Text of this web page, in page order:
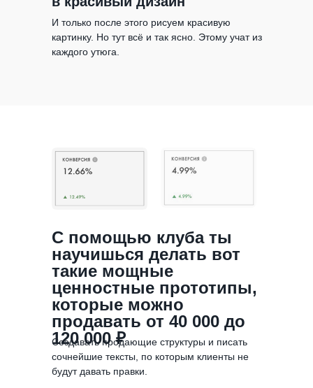
И только после этого рисуем красивую
картинку. Но тут всё и так ясно. Этому учат из
каждого утюга.
Создавать продающие структуры и писать
сочнейшие тексты, по которым клиенты не
будут давать правки.
С помощью клуба ты
научишься делать вот
такие мощные
ценностные прототипы,
которые можно
продавать от 40 000 до
120 000 ₽